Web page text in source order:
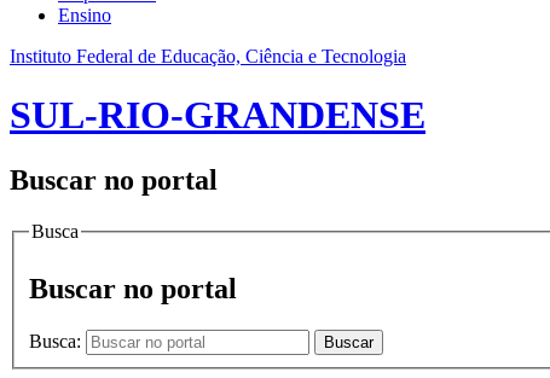
Ensino
Instituto Federal de Educação, Ciência e Tecnologia
SUL-RIO-GRANDENSE
Buscar no portal
Busca
Buscar no portal
Busca: Buscar